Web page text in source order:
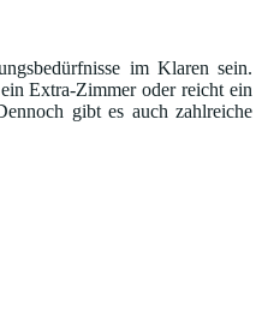
im Klaren sein.
Extra-Zimmer oder reicht ein
gibt es auch zahlreiche